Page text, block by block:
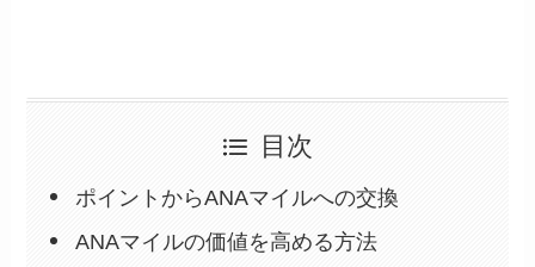
目次
ポイントからANAマイルへの交換
ANAマイルの価値を高める方法